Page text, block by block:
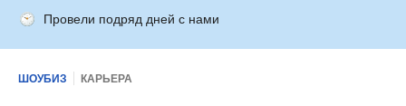
Провели подряд дней с нами
ШОУБИЗ КАРЬЕРА